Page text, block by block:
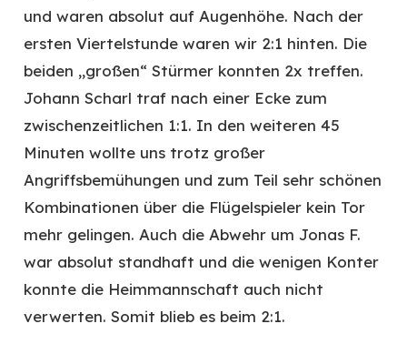
und waren absolut auf Augenhöhe. Nach der
ersten Viertelstunde waren wir 2:1 hinten. Die
beiden „großen“ Stürmer konnten 2x treffen.
Johann Scharl traf nach einer Ecke zum
zwischenzeitlichen 1:1. In den weiteren 45
Minuten wollte uns trotz großer
Angriffsbemühungen und zum Teil sehr schönen
Kombinationen über die Flügelspieler kein Tor
mehr gelingen. Auch die Abwehr um Jonas F.
war absolut standhaft und die wenigen Konter
konnte die Heimmannschaft auch nicht
verwerten. Somit blieb es beim 2:1.